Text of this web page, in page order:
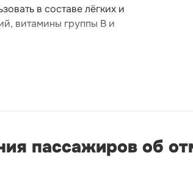
в составе лёгких и
витамины группы B и
пассажиров об